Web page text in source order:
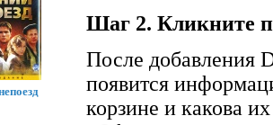
Шаг 2. Кликните
После добавления
появится
корзине и какова